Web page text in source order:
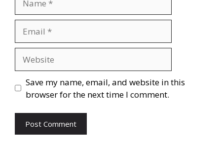
Save my name, email, and website in this
browser for the next time I comment.